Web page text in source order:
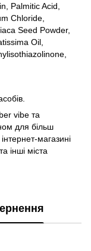
Palmitic Acid,
Chloride,
Seed Powder,
Oil,
vibe та
для більш
магазині
інші міста